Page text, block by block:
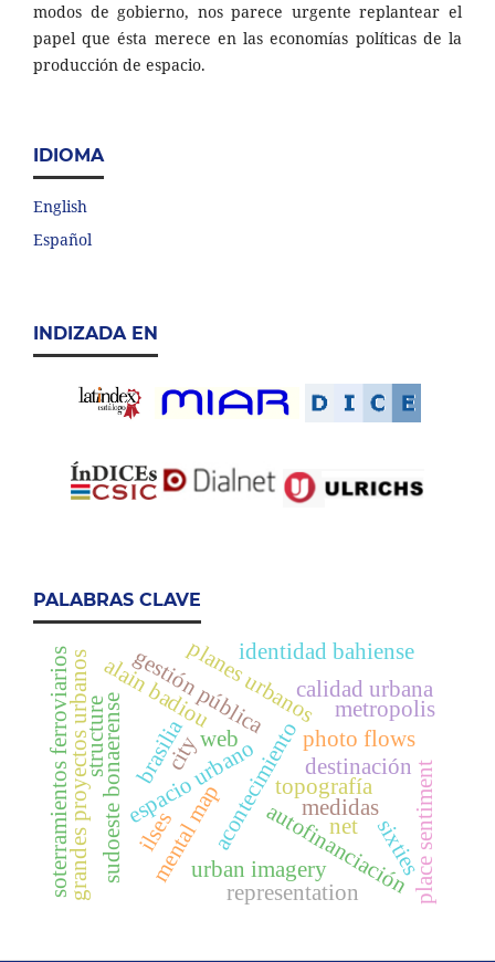
modos de gobierno, nos parece urgente replantear el
papel que ésta merece en las economías políticas de la
producción de espacio.
IDIOMA
English
Español
INDIZADA EN
PALABRAS CLAVE
brasilia
alain badiou
acontecimientotopografía
destinación
gestión pública
planes urbanos
espacio urbano
identidad bahiense
sudoeste bonaerense autofinanciación
grandes proyectos urbanos
soterramientos ferroviarios medidas
calidad urbana
photo flows
urban imagery place sentiment
representation
web
city
mental map
ilses
metropolis
sixties
structure
net